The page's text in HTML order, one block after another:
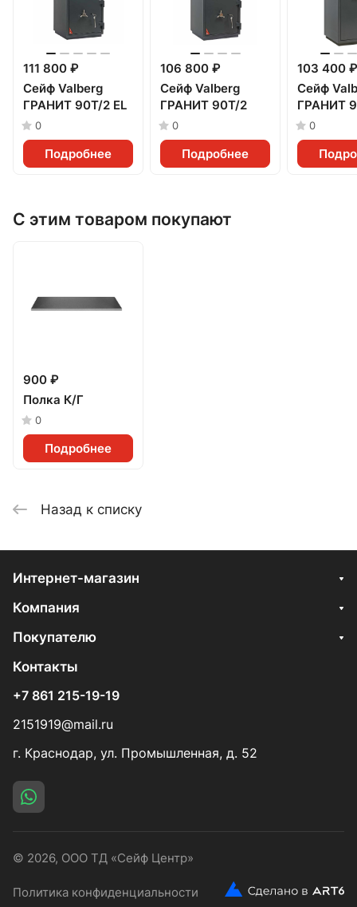
111 800 ₽
Сейф Valberg
ГРАНИТ 90Т/2 EL
0
Подробнее
106 800 ₽
Сейф Valberg
ГРАНИТ 90Т/2
0
Подробнее
103 400 ₽
Сейф
ГРАНИТ
0
С этим товаром покупают
900 ₽
Полка К/Г
0
Подробнее
Назад к списку
Интернет-магазин
Компания
Покупателю
Контакты
+7 861 215-19-19
2151919@mail.ru
г. Краснодар, ул. Промышленная, д. 52
© 2026, ООО ТД «Сейф Центр»
Политика конфиденциальности